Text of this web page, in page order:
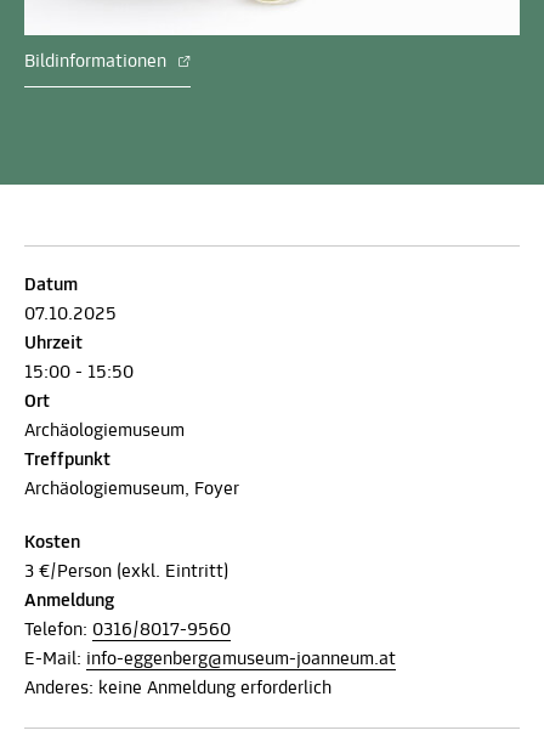
Bildinformationen
Datum
07.10.2025
Uhrzeit
15:00 - 15:50
Ort
Archäologiemuseum
Treffpunkt
Archäologiemuseum, Foyer
Kosten
3 €/Person (exkl. Eintritt)
Anmeldung
Telefon: 0316/8017-9560
E-Mail: info-eggenberg@museum-joanneum.at
Anderes: keine Anmeldung erforderlich